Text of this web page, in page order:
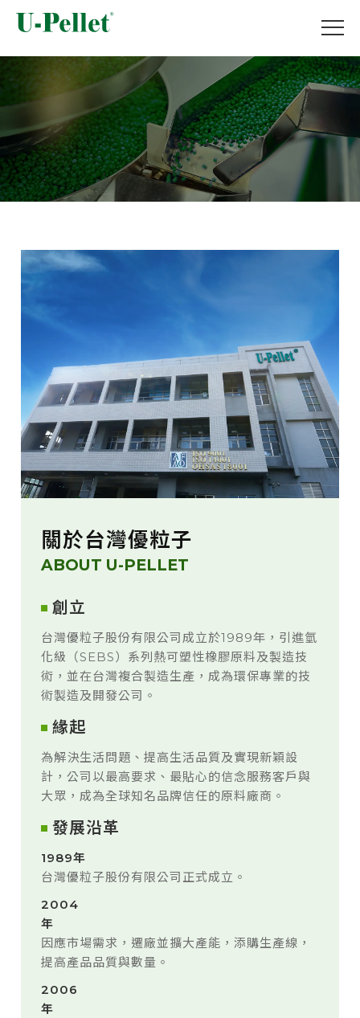
關於台灣優粒子
ABOUT U-PELLET
創立
台灣優粒子股份有限公司成立於1989年，引進氫
化級（SEBS）系列熱可塑性橡膠原料及製造技
術，並在台灣複合製造生產，成為環保專業的技
術製造及開發公司。
緣起
為解決生活問題、提高生活品質及實現新穎設
計，公司以最高要求、最貼心的信念服務客戶與
大眾，成為全球知名品牌信任的原料廠商。
發展沿革
1989年
台灣優粒子股份有限公司正式成立。
2004
年
因應市場需求，遷廠並擴大產能，添購生產線，
提高產品品質與數量。
2006
年